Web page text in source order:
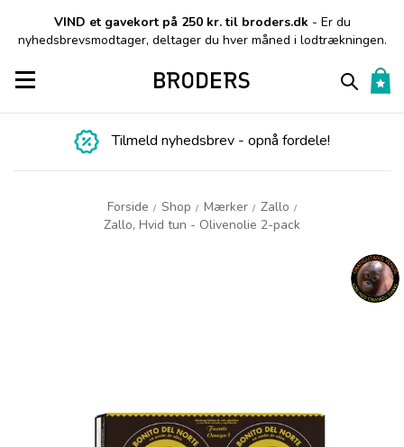
VIND et gavekort på 250 kr. til broders.dk - Er du
nyhedsbrevsmodtager, deltager du hver måned i lodtrækningen.
Toggle navigation
Tilmeld nyhedsbrev - opnå fordele!
Forside / Shop / Mærker / Zallo /
Zallo, Hvid tun - Olivenolie 2-pack